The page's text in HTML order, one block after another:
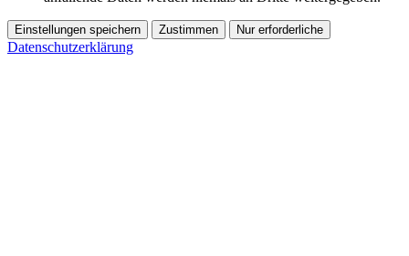
Einstellungen speichern Zustimmen Nur erforderliche
Datenschutzerklärung